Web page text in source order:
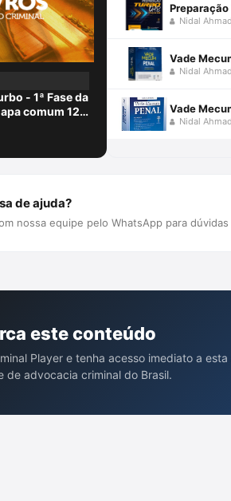
- 1ª Fase da
comum 12
Preparação
Nidal Ahmad
Vade
Nidal Ahmad
Vade
Nidal Ahmad
de ajuda?
nossa equipe pelo WhatsApp para
este conteúdo
Player e tenha acesso imediato a
de advocacia criminal do Brasil.